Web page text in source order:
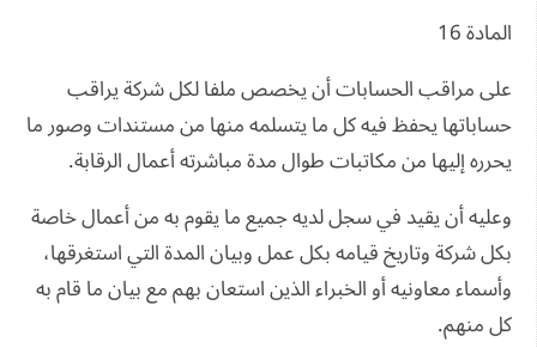
المادة 16
على مراقب الحسابات أن يخصص ملفا لكل شركة يراقب
حساباتها يحفظ فيه كل ما يتسلمه منها من مستندات وصور ما
يحرره إليها من مكاتبات طوال مدة مباشرته أعمال الرقابة.
وعليه أن يقيد في سجل لديه جميع ما يقوم به من أعمال خاصة
بكل شركة وتاريخ قيامه بكل عمل وبيان المدة التي استغرقها،
وأسماء معاونيه أو الخبراء الذين استعان بهم مع بيان ما قام به
كل منهم.